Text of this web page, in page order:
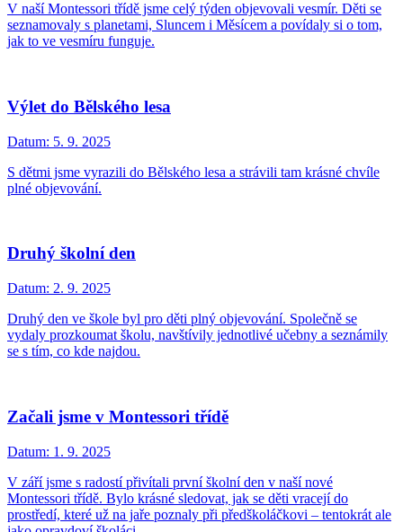
V naší Montessori třídě jsme celý týden objevovali vesmír. Děti se
seznamovaly s planetami, Sluncem i Měsícem a povídaly si o tom,
jak to ve vesmíru funguje.
Výlet do Bělského lesa
Datum: 5. 9. 2025
S dětmi jsme vyrazili do Bělského lesa a strávili tam krásné chvíle
plné objevování.
Druhý školní den
Datum: 2. 9. 2025
Druhý den ve škole byl pro děti plný objevování. Společně se
vydaly prozkoumat školu, navštívily jednotlivé učebny a seznámily
se s tím, co kde najdou.
Začali jsme v Montessori třídě
Datum: 1. 9. 2025
V září jsme s radostí přivítali první školní den v naší nové
Montessori třídě. Bylo krásné sledovat, jak se děti vracejí do
prostředí, které už na jaře poznaly při předškoláčkovi – tentokrát ale